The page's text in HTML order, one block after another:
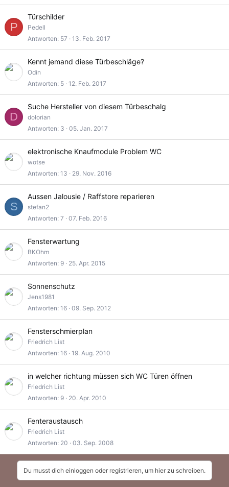
P
Türschilder
Pedell
Antworten 57 13. Feb. 2017
Kennt jemand diese Türbeschläge?
Odin
Antworten 5 12. Feb. 2017
D
Suche Hersteller von diesem Türbeschalg
dolorian
Antworten 3 05. Jan. 2017
elektronische Knaufmodule Problem WC
wotse
Antworten 13 29. Nov. 2016
S
Aussen Jalousie / Raffstore reparieren
stefan2
Antworten 7 07. Feb. 2016
Fensterwartung
BKOhm
Antworten 9 25. Apr. 2015
Sonnenschutz
Jens1981
Antworten 16 09. Sep. 2012
Fensterschmierplan
Friedrich List
Antworten 16 19. Aug. 2010
in welcher richtung müssen sich WC Türen öffnen
Friedrich List
Antworten 9 20. Apr. 2010
Fenteraustausch
Friedrich List
Antworten 20 03. Sep. 2008
Du musst dich einloggen oder registrieren, um hier zu schreiben.